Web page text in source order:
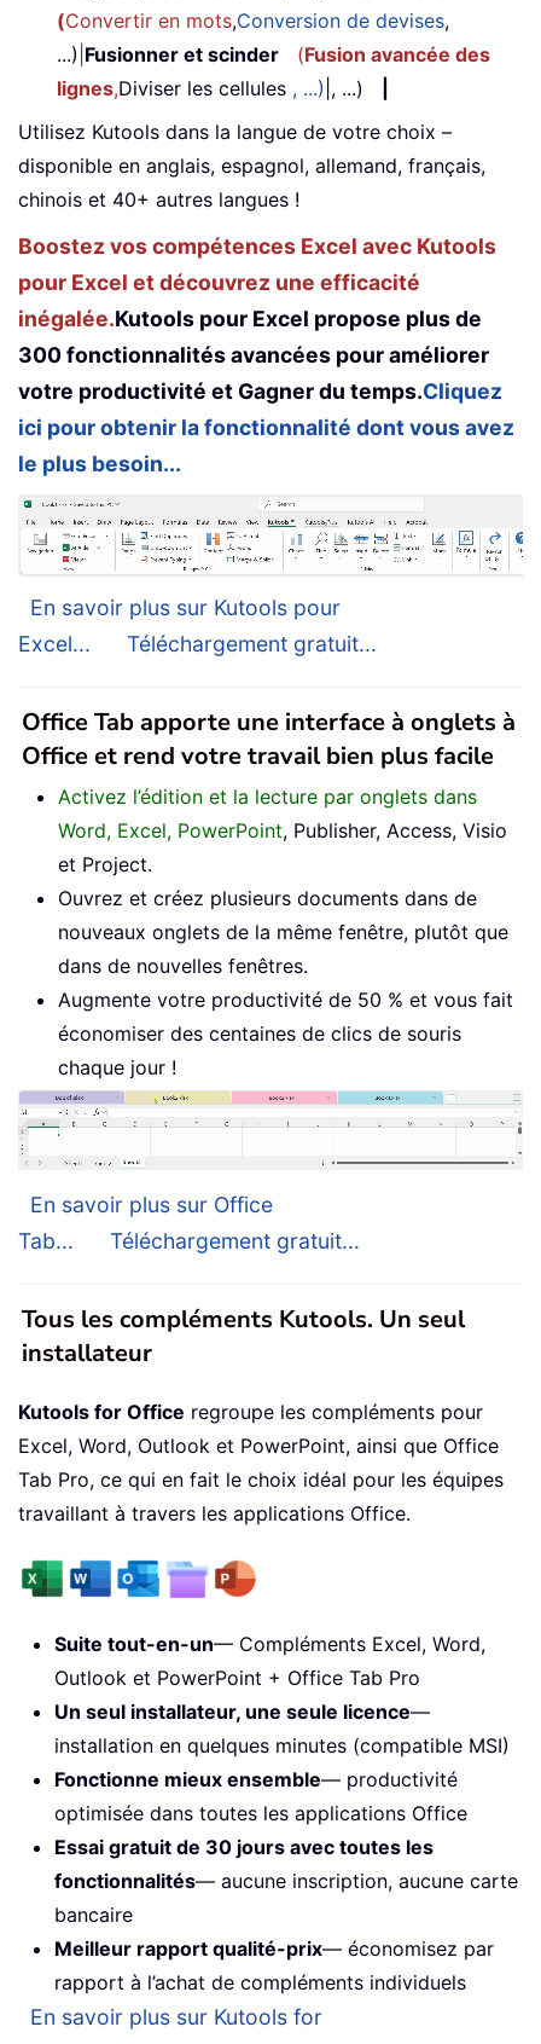
(Convertir en mots,Conversion de devises,
...) Fusionner et scinder (Fusion avancée des
lignes,Diviser les cellules , ...) |, ...)
Utilisez Kutools dans la langue de votre choix –
disponible en anglais, espagnol, allemand, français,
chinois et 40+ autres langues !
Boostez vos compétences Excel avec Kutools
pour Excel et découvrez une efficacité
inégalée.Kutools pour Excel propose plus de
300 fonctionnalités avancées pour améliorer
votre productivité et Gagner du temps.Cliquez
ici pour obtenir la fonctionnalité dont vous avez
le plus besoin...
En savoir plus sur Kutools pour
Excel...
Téléchargement gratuit...
Office Tab apporte une interface à onglets à
Office et rend votre travail bien plus facile
Activez l’édition et la lecture par onglets dans
Word, Excel, PowerPoint, Publisher, Access, Visio
et Project.
Ouvrez et créez plusieurs documents dans de
nouveaux onglets de la même fenêtre, plutôt que
dans de nouvelles fenêtres.
Augmente votre productivité de 50 % et vous fait
économiser des centaines de clics de souris
chaque jour !
En savoir plus sur Office
Tab...
Téléchargement gratuit...
Tous les compléments Kutools. Un seul
installateur
Kutools for Office regroupe les compléments pour
Excel, Word, Outlook et PowerPoint, ainsi que Office
Tab Pro, ce qui en fait le choix idéal pour les équipes
travaillant à travers les applications Office.
Suite tout-en-un— Compléments Excel, Word,
Outlook et PowerPoint + Office Tab Pro
Un seul installateur, une seule licence—
installation en quelques minutes (compatible MSI)
Fonctionne mieux ensemble— productivité
optimisée dans toutes les applications Office
Essai gratuit de 30 jours avec toutes les
fonctionnalités— aucune inscription, aucune carte
bancaire
Meilleur rapport qualité-prix— économisez par
rapport à l’achat de compléments individuels
En savoir plus sur Kutools for